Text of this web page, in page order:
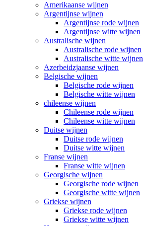
Amerikaanse wijnen
Argentijnse wijnen
Argentijnse rode wijnen
Argentijnse witte wijnen
Australische wijnen
Australische rode wijnen
Australische witte wijnen
Azerbeidzjaanse wijnen
Belgische wijnen
Belgische rode wijnen
Belgische witte wijnen
chileense wijnen
Chileense rode wijnen
Chileense witte wijnen
Duitse wijnen
Duitse rode wijnen
Duitse witte wijnen
Franse wijnen
Franse witte wijnen
Georgische wijnen
Georgische rode wijnen
Georgische witte wijnen
Griekse wijnen
Griekse rode wijnen
Griekse witte wijnen